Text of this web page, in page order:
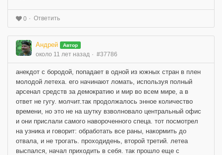
0 Ответить
Андрей Автор
около 11 лет назад #37786
анекдот с бородой, попадает в одной из южных стран в плен
молодой летеха. его начинают ломать, используя полный
арсенал средств за демократию и мир во всем мире, а в
ответ не гугу. молчит.так продолжалось энное количество
времени, но это не на шутку взволновало центральный офис
и они прислали самого навороченного спеца. тот посмотрел
на узника и говорит: обработать все раны, накормить до
отвала, и не трогать. проходидень, второй третий. летеа
выспался, начал приходить в себя. так прошло еще с